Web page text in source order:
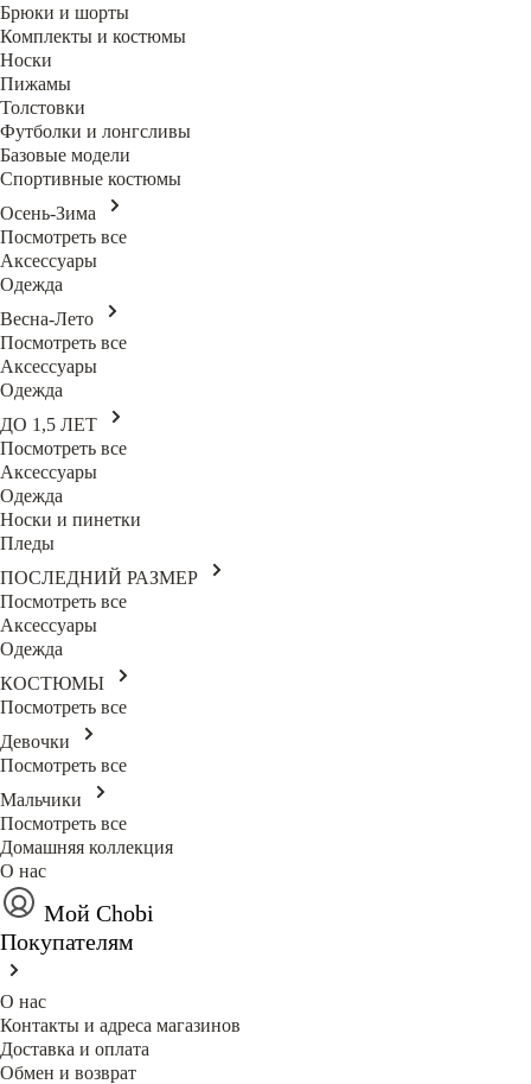
Брюки и шорты
Комплекты и костюмы
Носки
Пижамы
Толстовки
Футболки и лонгсливы
Базовые модели
Спортивные костюмы
Осень-Зима
Посмотреть все
Аксессуары
Одежда
Весна-Лето
Посмотреть все
Аксессуары
Одежда
ДО 1,5 ЛЕТ
Посмотреть все
Аксессуары
Одежда
Носки и пинетки
Пледы
ПОСЛЕДНИЙ РАЗМЕР
Посмотреть все
Аксессуары
Одежда
КОСТЮМЫ
Посмотреть все
Девочки
Посмотреть все
Мальчики
Посмотреть все
Домашняя коллекция
О нас
Мой Chobi
Покупателям
О нас
Контакты и адреса магазинов
Доставка и оплата
Обмен и возврат